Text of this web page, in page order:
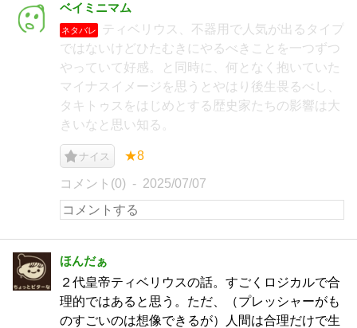
ベイミニマム
ネタバレ
ティベリウス、不器用で人気が出るタイプ
ではないけどひたむきにやるべきことを一つずつ
やっていて好感。と同時に、何となく抱いていた
マイナスイメージを思うとやはり後生畏るべし、
タキトゥスをはじめとする歴史家たちの影響は大
きいなと思い知る。
ナイス ★8
コメント(0) 2025/07/07
ほんだぁ
２代皇帝ティベリウスの話。すごくロジカルで合
理的ではあると思う。ただ、（プレッシャーがも
のすごいのは想像できるが）人間は合理だけで生